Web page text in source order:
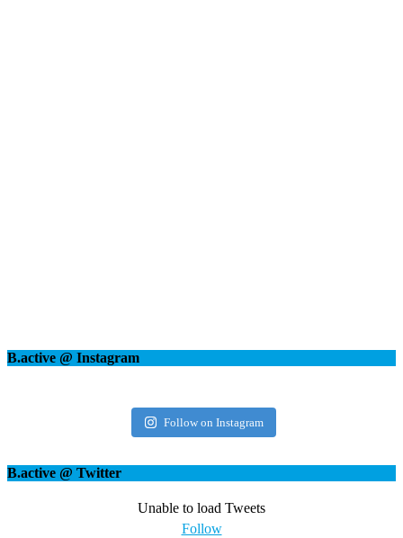
B.active @ Instagram
Follow on Instagram
B.active @ Twitter
Unable to load Tweets
Follow